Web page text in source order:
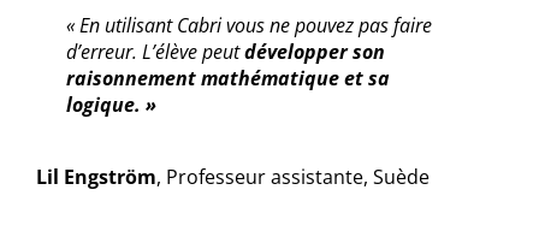
« En utilisant Cabri vous ne pouvez pas faire
d’erreur. L’élève peutdévelopper son
raisonnement mathématique et sa
logique. »
Lil Engström, Professeur assistante, Suède